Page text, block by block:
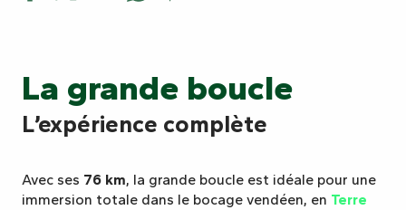
La grande boucle
L’expérience complète
Avec ses 76 km, la grande boucle est idéale pour une
immersion totale dans le bocage vendéen, en Terre